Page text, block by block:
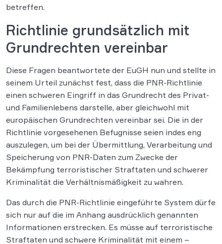
betreffen.
Richtlinie grundsätzlich mit
Grundrechten vereinbar
Diese Fragen beantwortete der EuGH nun und stellte in
seinem Urteil zunächst fest, dass die PNR-Richtlinie
einen schweren Eingriff in das Grundrecht des Privat-
und Familienlebens darstelle, aber gleichwohl mit
europäischen Grundrechten vereinbar sei. Die in der
Richtlinie vorgesehenen Befugnisse seien indes eng
auszulegen, um bei der Übermittlung, Verarbeitung und
Speicherung von PNR-Daten zum Zwecke der
Bekämpfung terroristischer Straftaten und schwerer
Kriminalität die Verhältnismäßigkeit zu wahren.
Das durch die PNR-Richtlinie eingeführte System dürfe
sich nur auf die im Anhang ausdrücklich genannten
Informationen erstrecken. Es müsse auf terroristische
Straftaten und schwere Kriminalität mit einem –